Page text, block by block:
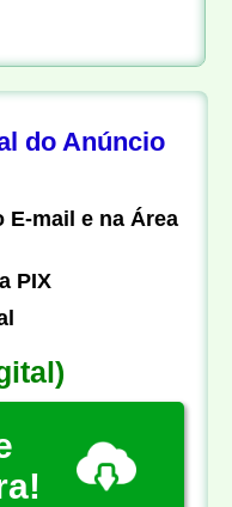
do Anúncio
E-mail e na Área
PIX